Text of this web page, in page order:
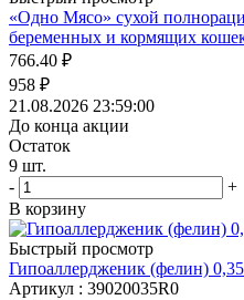
«Одно Мясо» сухой
беременных и кормящих
766.40 ₽
958 ₽
21.08.2026 23:59:00
До конца акции
Остаток
9 шт.
-
+
В корзину
Быстрый просмотр
Гипоаллердженик (фелин)
Артикул : 39020035R0